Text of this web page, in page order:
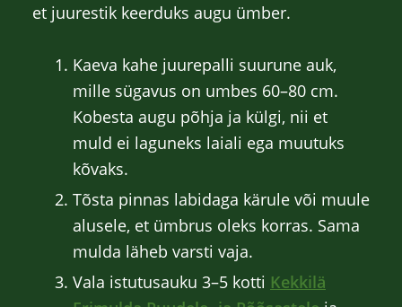
et juurestik keerduks augu ümber.
Kaeva kahe juurepalli suurune auk,
mille sügavus on umbes 60–80 cm.
Kobesta augu põhja ja külgi, nii et
muld ei laguneks laiali ega muutuks
kõvaks.
Tõsta pinnas labidaga kärule või muule
alusele, et ümbrus oleks korras. Sama
mulda läheb varsti vaja.
Vala istutusauku 3–5 kotti Kekkilä